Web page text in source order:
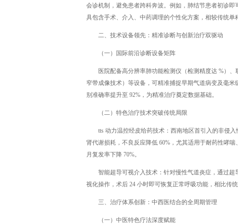
会诊机制，避免患者跨科奔波。例如，肺结节患者初诊
具包含手术、介入、中药调理的个性化方案，相较传统单
二、技术设备领先：精准诊断与创新治疗双驱动
（一）国际前沿诊断设备矩阵
医院配备高分辨率肺功能检测仪（检测精度达 %）
窄带成像技术）等设备，可精准捕捉早期气道病变及毫
别准确率提升至 92%，为精准治疗奠定数据基础。
（二）特色治疗技术突破传统局限
tts 动力温控经皮给药技术：西南地区首引入的非侵
肾代谢损耗，不良反应降低 60%，尤其适用于耐药性哮
月复发率下降 70%。
智能超导可视介入技术：针对慢性气道炎症，通过
视化操作，术后 24 小时即可恢复正常呼吸功能，相比传
三、治疗体系创新：中西医结合的全周期管理
（一）中医特色疗法深度赋能